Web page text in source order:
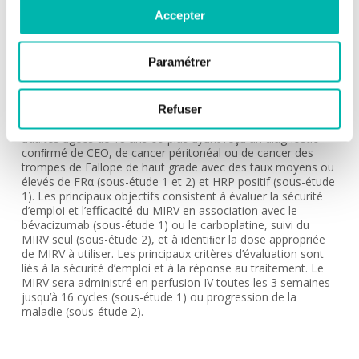
Accepter
Paramétrer
Refuser
INDICATION:
DESCRIPTION:
Etude panier de phase 2, randomisée, en ouvert, portant sur
le Mirvetuximab Soravtansine. Seront incluses des patientes
adultes âgées de 18 ans ou plus ayant reçu un diagnostic
conﬁrmé de CEO, de cancer péritonéal ou de cancer des
trompes de Fallope de haut grade avec des taux moyens ou
élevés de FRα (sous-étude 1 et 2) et HRP positif (sous-étude
1). Les principaux objectifs consistent à évaluer la sécurité
d’emploi et l’eﬃcacité du MIRV en association avec le
bévacizumab (sous-étude 1) ou le carboplatine, suivi du
MIRV seul (sous-étude 2), et à identiﬁer la dose appropriée
de MIRV à utiliser. Les principaux critères d’évaluation sont
liés à la sécurité d’emploi et à la réponse au traitement. Le
MIRV sera administré en perfusion IV toutes les 3 semaines
jusqu’à 16 cycles (sous-étude 1) ou progression de la
maladie (sous-étude 2).